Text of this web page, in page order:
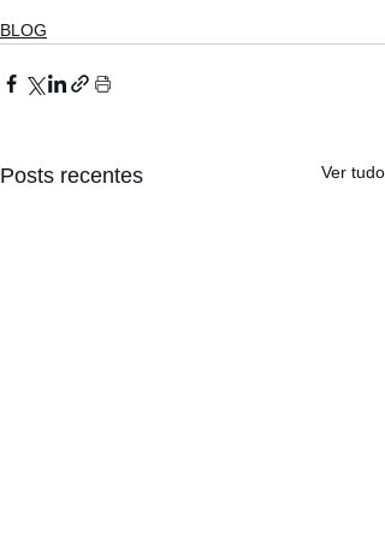
BLOG
Posts recentes Ver tudo